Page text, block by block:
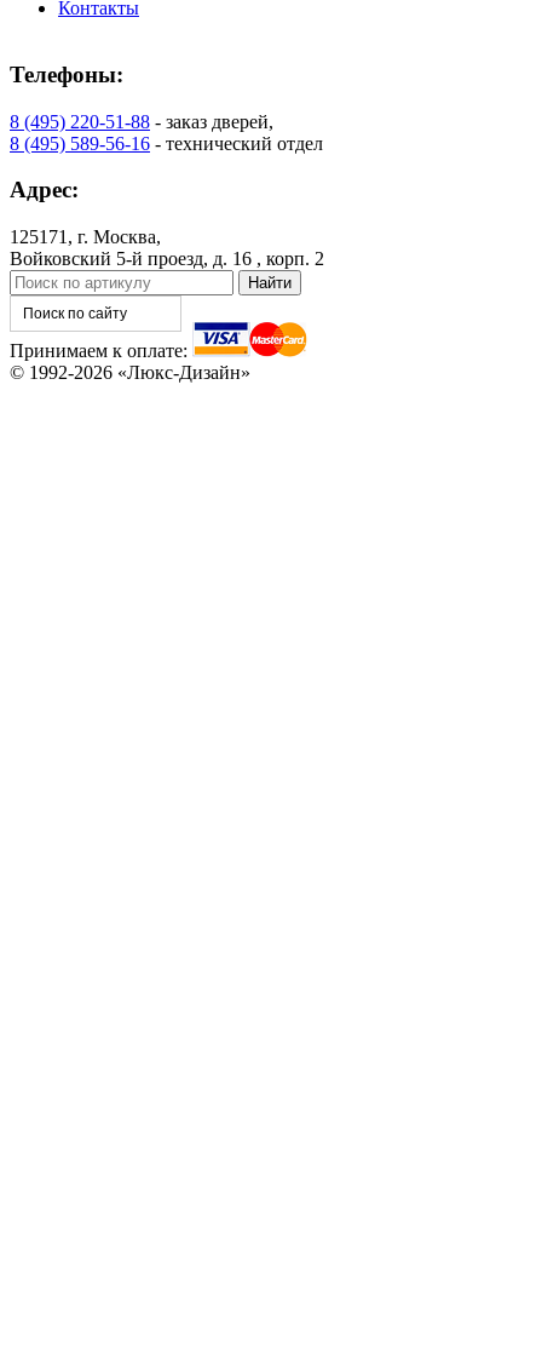
Контакты
Телефоны:
8 (495) 220-51-88 - заказ дверей,
8 (495) 589-56-16 - технический отдел
Адрес:
125171, г. Москва,
Войковский 5-й проезд, д. 16 , корп. 2
Принимаем к оплате:
© 1992-2026 «Люкс-Дизайн»